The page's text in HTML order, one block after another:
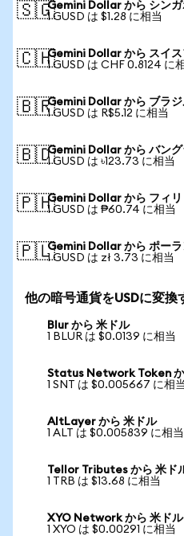
🇸🇬Gemini Dollar から シンガ
1 GUSD は $1.28 に相当
🇨🇭Gemini Dollar から スイス
1 GUSD は CHF 0.8124 に
🇧🇷Gemini Dollar から ブラジ
1 GUSD は R$5.12 に相当
🇧🇩Gemini Dollar から バング
1 GUSD は ৳123.73 に相当
🇵🇭Gemini Dollar から フィリ
1 GUSD は ₱60.74 に相当
🇵🇱Gemini Dollar から ポーラ
1 GUSD は zł 3.73 に相当
他の暗号通貨をUSDに変換
Blur から 米ドル
1 BLUR は $0.0139 に相当
Status Network Token か
1 SNT は $0.005667 に相当
AltLayer から 米ドル
1 ALT は $0.005839 に相当
Tellor Tributes から 米ド
1 TRB は $13.68 に相当
XYO Network から 米ドル
1 XYO は $0.00291 に相当